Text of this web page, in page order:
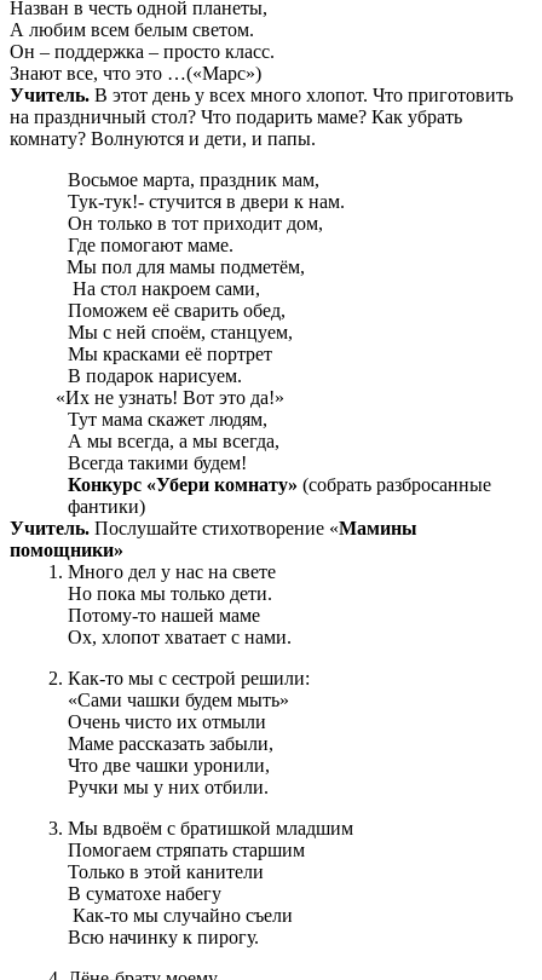
Назван в честь одной планеты,
А любим всем белым светом.
Он – поддержка – просто класс.
Знают все, что это …(«Марс»)
Учитель. В этот день у всех много хлопот. Что приготовить
на праздничный стол? Что подарить маме? Как убрать
комнату? Волнуются и дети, и папы.
Восьмое марта, праздник мам,
Тук-тук!- стучится в двери к нам.
Он только в тот приходит дом,
Где помогают маме.
Мы пол для мамы подметём,
На стол накроем сами,
Поможем её сварить обед,
Мы с ней споём, станцуем,
Мы красками её портрет
В подарок нарисуем.
«Их не узнать! Вот это да!»
Тут мама скажет людям,
А мы всегда, а мы всегда,
Всегда такими будем!
Конкурс «Убери комнату» (собрать разбросанные
фантики)
Учитель. Послушайте стихотворение «Мамины
помощники»
Много дел у нас на свете
Но пока мы только дети.
Потому-то нашей маме
Ох, хлопот хватает с нами.
Как-то мы с сестрой решили:
«Сами чашки будем мыть»
Очень чисто их отмыли
Маме рассказать забыли,
Что две чашки уронили,
Ручки мы у них отбили.
Мы вдвоём с братишкой младшим
Помогаем стряпать старшим
Только в этой канители
В суматохе набегу
Как-то мы случайно съели
Всю начинку к пирогу.